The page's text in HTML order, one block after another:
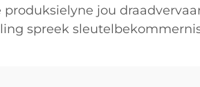
jou
spreek